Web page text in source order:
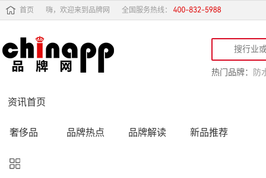
首页 嗨，欢迎来到品牌网 全国服务热线：
热门品牌： 防
资讯首页
奢侈品 品牌热点 品牌解读 新品推荐
品牌黑榜